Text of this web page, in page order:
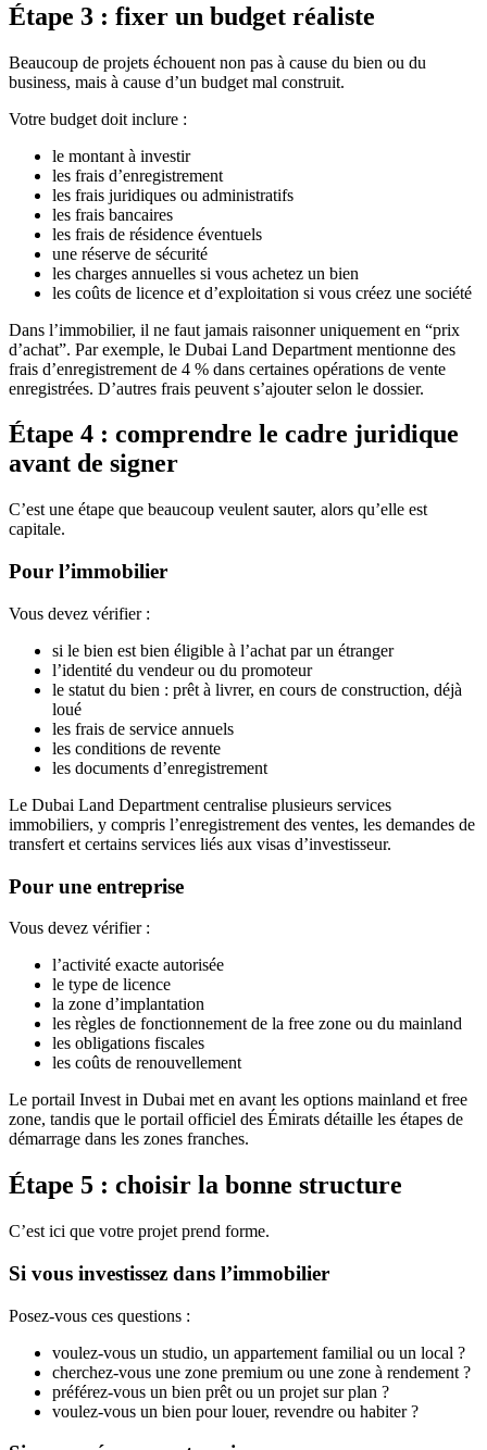
Étape 3 : fixer un budget réaliste
Beaucoup de projets échouent non pas à cause du bien ou du
business, mais à cause d’un budget mal construit.
Votre budget doit inclure :
le montant à investir
les frais d’enregistrement
les frais juridiques ou administratifs
les frais bancaires
les frais de résidence éventuels
une réserve de sécurité
les charges annuelles si vous achetez un bien
les coûts de licence et d’exploitation si vous créez une société
Dans l’immobilier, il ne faut jamais raisonner uniquement en “prix
d’achat”. Par exemple, le Dubai Land Department mentionne des
frais d’enregistrement de 4 % dans certaines opérations de vente
enregistrées. D’autres frais peuvent s’ajouter selon le dossier.
Étape 4 : comprendre le cadre juridique
avant de signer
C’est une étape que beaucoup veulent sauter, alors qu’elle est
capitale.
Pour l’immobilier
Vous devez vérifier :
si le bien est bien éligible à l’achat par un étranger
l’identité du vendeur ou du promoteur
le statut du bien : prêt à livrer, en cours de construction, déjà
loué
les frais de service annuels
les conditions de revente
les documents d’enregistrement
Le Dubai Land Department centralise plusieurs services
immobiliers, y compris l’enregistrement des ventes, les demandes de
transfert et certains services liés aux visas d’investisseur.
Pour une entreprise
Vous devez vérifier :
l’activité exacte autorisée
le type de licence
la zone d’implantation
les règles de fonctionnement de la free zone ou du mainland
les obligations fiscales
les coûts de renouvellement
Le portail Invest in Dubai met en avant les options mainland et free
zone, tandis que le portail officiel des Émirats détaille les étapes de
démarrage dans les zones franches.
Étape 5 : choisir la bonne structure
C’est ici que votre projet prend forme.
Si vous investissez dans l’immobilier
Posez-vous ces questions :
voulez-vous un studio, un appartement familial ou un local ?
cherchez-vous une zone premium ou une zone à rendement ?
préférez-vous un bien prêt ou un projet sur plan ?
voulez-vous un bien pour louer, revendre ou habiter ?